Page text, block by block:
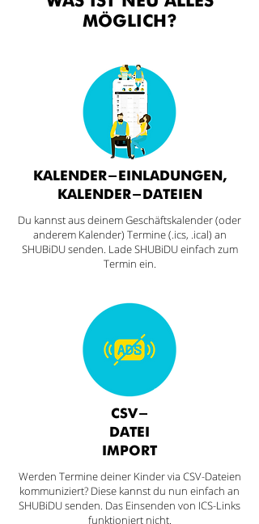
MÖGLICH?
KALENDER-EINLADUNGEN,
KALENDER-DATEIEN
Du kannst aus deinem Geschäftskalender (oder
anderem Kalender) Termine (.ics, .ical) an
SHUBiDU senden. Lade SHUBiDU einfach zum
Termin ein.
CSV-
DATEI
IMPORT
Werden Termine deiner Kindervia CSV-Dateien
kommuniziert? Diese kannst du nun einfach an
SHUBiDU senden. Das Einsenden von ICS-Links
funktioniert nicht.